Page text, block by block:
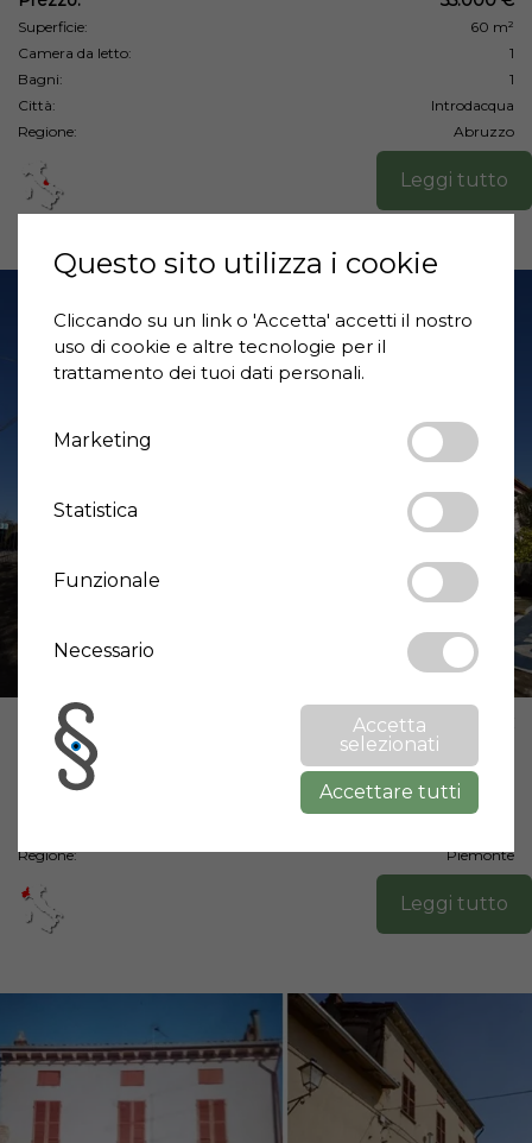
Superficie:
60 m²
Camera da letto:
1
Bagni:
1
Città:
Introdacqua
Regione:
Abruzzo
Leggi tutto
❯
Prezzo:
Superficie:
Camera da letto:
Regione:
Piemonte
Leggi tutto
Questo sito utilizza i cookie
Cliccando su un link o 'Accetta' accetti il ​​nostro
uso di cookie e altre tecnologie per il
trattamento dei tuoi dati personali.
Marketing
Statistica
Funzionale
Necessario
Accetta
selezionati
Accettare tutti